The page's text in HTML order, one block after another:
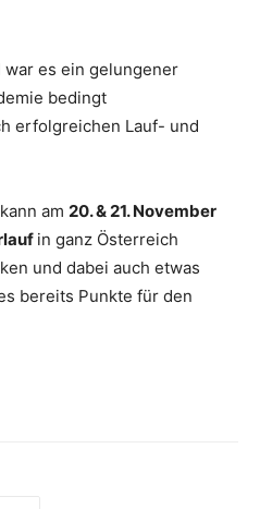
war es ein gelungener
bedingt
erfolgreichen Lauf- und
am 20. & 21. November
in ganz Österreich
und dabei auch etwas
bereits Punkte für den